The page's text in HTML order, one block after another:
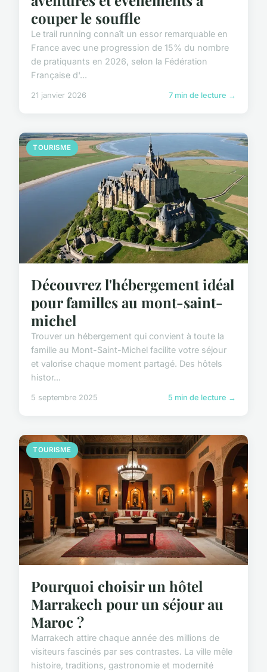
couper le souffle
Le trail running connaît un essor remarquable en
France avec une progression de 15% du nombre
de pratiquants en 2026, selon la Fédération
Française d'...
21 janvier 2026 7 min de lecture →
TOURISME
Découvrez l'hébergement idéal
pour familles au mont-saint-
michel
Trouver un hébergement qui convient à toute la
famille au Mont-Saint-Michel facilite votre séjour
et valorise chaque moment partagé. Des hôtels
histor...
5 septembre 2025 5 min de lecture →
TOURISME
Pourquoi choisir un hôtel
Marrakech pour un séjour au
Maroc ?
Marrakech attire chaque année des millions de
visiteurs fascinés par ses contrastes. La ville mêle
histoire, traditions, gastronomie et modernité